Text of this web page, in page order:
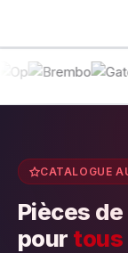
CATALOGUE
Pièces
pour tous